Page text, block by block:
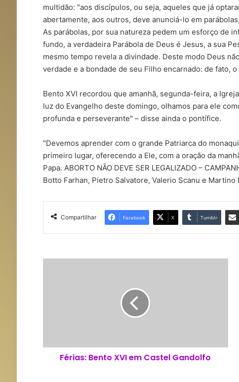
multidão: "aos discípulos, ou seja, aqueles que já
abertamente, aos outros, deve anunciá-lo em
As parábolas, por sua natureza pedem um esforço de
fundo, a verdadeira Parábola de Deus é Jesus, a sua
mesmo tempo revela a divindade. Deste modo Deus
verdade e a bondade de seu Filho encarnado: de fato,
Bento XVI recordou que amanhã, segunda-feira, a
luz do Evangelho deste domingo, olhamos para ele
profunda e perseverante" – disse ainda o pontífice.
"Devemos aprender com o grande Patriarca do
primeiro lugar, oferecendo a Ele, com a oração da
Papa. ABORTO NÃO DEVE SER LEGALIZADO –
Botto Farhan, Pietro Salvatore, Valerio Scanu e Martino
Compartilhar Facebook X Tumblr
e
Férias: Bento XVI em Castel Gandolfo